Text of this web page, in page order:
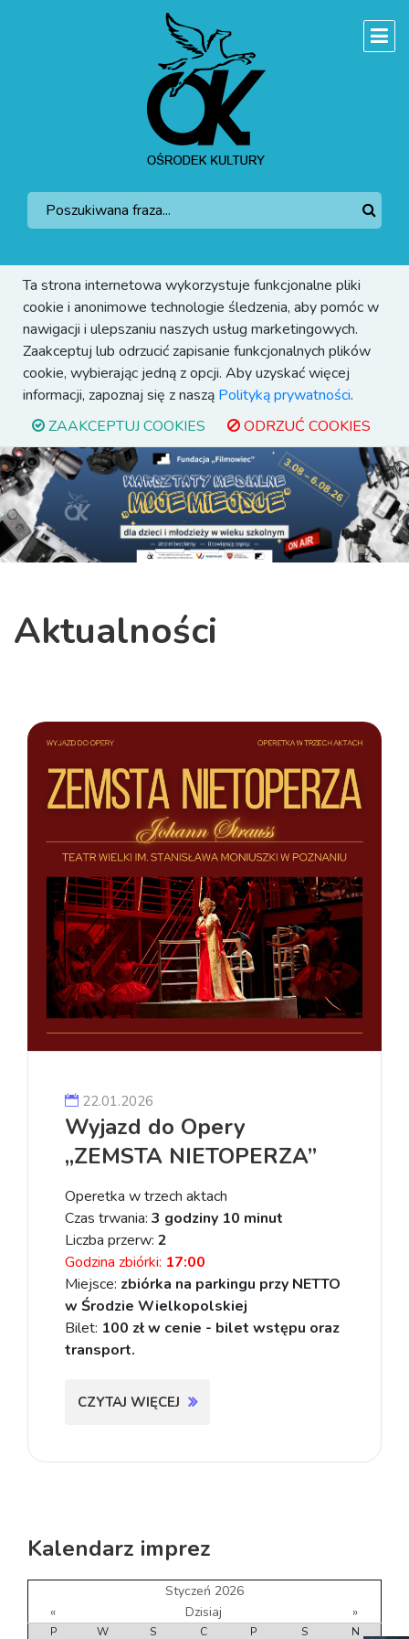
Ta strona internetowa wykorzystuje funkcjonalne pliki
cookie i anonimowe technologie śledzenia, aby pomóc w
nawigacji i ulepszaniu naszych usług marketingowych.
Zaakceptuj lub odrzucić zapisanie funkcjonalnych plików
cookie, wybierając jedną z opcji. Aby uzyskać więcej
informacji, zapoznaj się z naszą Polityką prywatności.
ZAAKCEPTUJ COOKIES
ODRZUĆ COOKIES
Previous Next
Aktualności
22.01.2026
Wyjazd do Opery
„ZEMSTA NIETOPERZA”
Operetka w trzech aktach
Czas trwania: 3 godziny 10 minut
Liczba przerw: 2
Godzina zbiórki: 17:00
Miejsce: zbiórka na parkingu przy NETTO
w Środzie Wielkopolskiej
Bilet: 100 zł w cenie - bilet wstępu oraz
transport.
CZYTAJ WIĘCEJ
Kalendarz imprez
Styczeń 2026
«
Dzisiaj »
P W S C P S N